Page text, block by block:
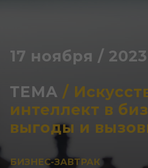
17 ноября / 2023
ТЕМА /
интеллект в
выгоды и
БИЗНЕС-ЗАВТРАК